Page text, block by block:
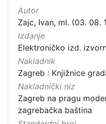
Autor
Zajc, Ivan, ml. (03. 08.
Izdanje
Elektroničko izd.
Nakladnik
Zagreb : Knjižnice
Nakladnički niz
Zagreb na pragu
zagrebačka baština